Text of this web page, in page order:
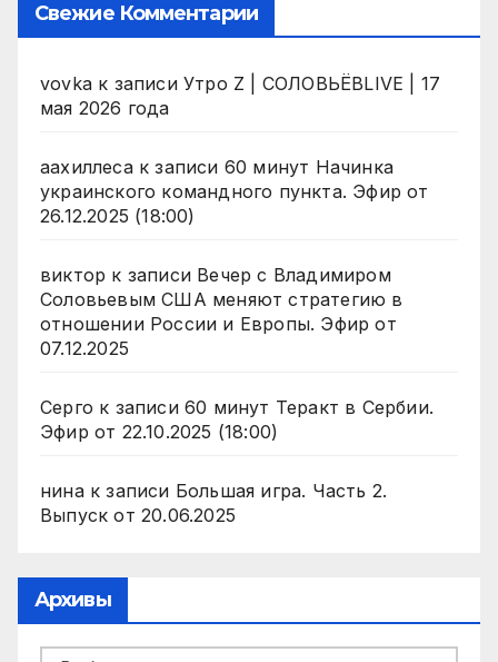
Свежие Комментарии
vovka к записи Утро Z | СОЛОВЬЁВLIVE | 17
мая 2026 года
аахиллесак записи 60 минут Начинка
украинского командного пункта. Эфир от
26.12.2025 (18:00)
виктор к записи Вечер с Владимиром
Соловьевым США меняют стратегию в
отношении России и Европы. Эфир от
07.12.2025
Серго к записи 60 минут Теракт в Сербии.
Эфир от 22.10.2025 (18:00)
нинак записи Большая игра. Часть 2.
Выпуск от 20.06.2025
Архивы